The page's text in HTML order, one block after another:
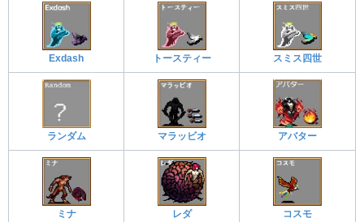
Exdash トースティー スミス四世
ランダム マラッビオ アバター
ミナ レダ コスモ